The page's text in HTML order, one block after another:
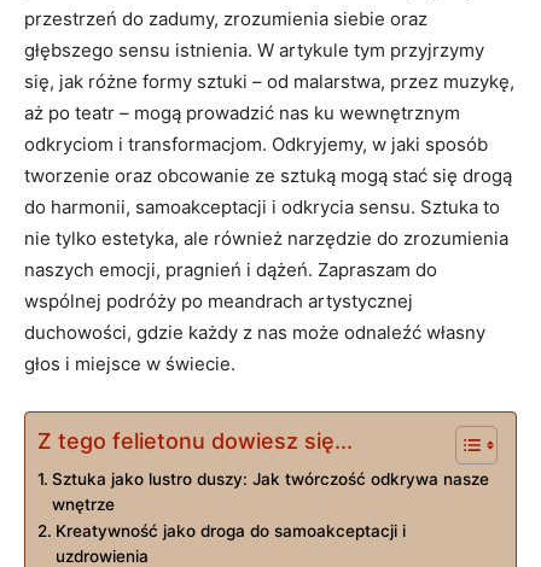
przestrzeń do zadumy, zrozumienia siebie oraz
głębszego sensu istnienia. W artykule tym przyjrzymy
się, jak różne formy sztuki – od malarstwa, przez muzykę,
aż po teatr – mogą prowadzić nas ku wewnętrznym
odkryciom i transformacjom. Odkryjemy, w jaki sposób
tworzenie oraz obcowanie ze sztuką mogą stać się drogą
do harmonii, samoakceptacji i odkrycia sensu. Sztuka to
nie tylko estetyka, ale również narzędzie do zrozumienia
naszych emocji, pragnień i dążeń. Zapraszam do
wspólnej podróży po meandrach artystycznej
duchowości, gdzie każdy z nas może odnaleźć własny
głos i miejsce w świecie.
Z tego felietonu dowiesz się...
Sztuka jako lustro duszy: Jak twórczość odkrywa nasze
wnętrze
Kreatywność jako droga do samoakceptacji i
uzdrowienia